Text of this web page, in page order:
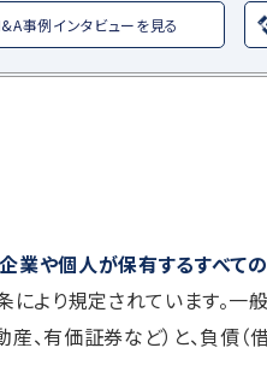
事例インタビューを見る
業や個人が保有するすべて
により規定されています。一
産、有価証券など）と、負債